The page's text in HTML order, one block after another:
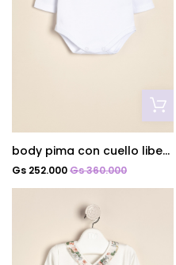
body pima con cuello liberty loletta
Gs 252.000Gs 360.000